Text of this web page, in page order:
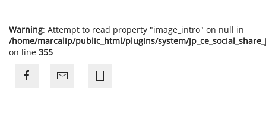
Warning: Attempt to read property "image_intro" on null in
/home/marcalip/public_html/plugins/system/
on line 355